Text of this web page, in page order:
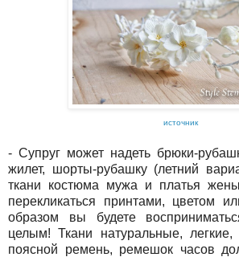
источник
- Супруг может надеть брюки-
жилет, шорты-рубашку (летний
ткани костюма мужа и платья жены
перекликаться принтами, цветом
образом вы будете
целым! Ткани натуральные,
поясной ремень, ремешок часов